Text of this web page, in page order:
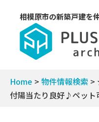
相模原市の新築戸建を
Home > 物件情報検索 >
付陽当たり良好♪ペッ